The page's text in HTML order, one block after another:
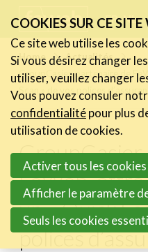
links
Jump
to
navigation
Jump
main
content
FR NL
Home
Actualités
GroupCasier, partenaire de
Scan » de vos polices
GroupCasier,
FeWeb, offre
un « Quick
polices
COOKIES SUR CE SITE
Ce site web utilise les
Si vous désirez changer
utiliser, veuillez changer
Vous pouvez consuler
confidentialitépour plus
utilisation de cookies.
Activer tous les cookies
Afficher le paramètre
Seuls les cookies